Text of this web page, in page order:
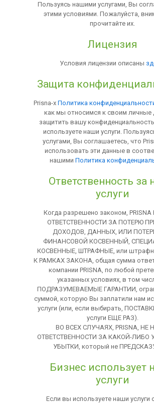
Пользуясь нашими услугами, Вы
этими условиями. Пожалуйста,
прочитайте их.
Лицензия
Условия лицензии описаны
Защита
Prisna-х Политика
как мы относимся к своим личные
защитить вашу
используете наши услуги.
услугами, Вы соглашаетесь, что
использовать эти данные в
нашими Политика
Ответственность за
услуги
Когда разрешено законом, PRISNA
ОТВЕТСТВЕННОСТИ ЗА ПОТЕРЮ
ДОХОДОВ, ДАННЫХ, ИЛИ
ФИНАНСОВОЙ КОСВЕННЫЙ,
КОСВЕННЫЕ, ШТРАФНЫЕ, или
К РАМКАХ ЗАКОНА, общая сумма
компании PRISNA, по любой
указанных условиях, в том
ПОДРАЗУМЕВАЕМЫЕ ГАРАНТИИ,
суммой, которую Вы заплатили нам
услуги (или, если выбирать,
услуги ЕЩЕ РАЗ).
ВО ВСЕХ СЛУЧАЯХ, PRISNA, НЕ
ОТВЕТСТВЕННОСТИ ЗА КАКОЙ-ЛИБО
УБЫТКИ, который не
Бизнес использует
услуги
Если вы используете наши услуги